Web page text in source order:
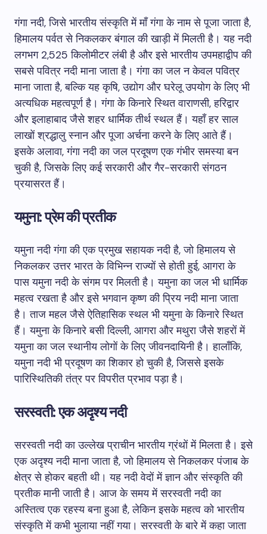
गंगा नदी, जिसे भारतीय संस्कृति में माँ गंगा के नाम से पूजा जाता है,
हिमालय पर्वत से निकलकर बंगाल की खाड़ी में मिलती है। यह नदी
लगभग 2,525 किलोमीटर लंबी है और इसे भारतीय उपमहाद्वीप की
सबसे पवित्र नदी माना जाता है। गंगा का जल न केवल पवित्र
माना जाता है, बल्कि यह कृषि, उद्योग और घरेलू उपयोग के लिए भी
अत्यधिक महत्वपूर्ण है। गंगा के किनारे स्थित वाराणसी, हरिद्वार
और इलाहाबाद जैसे शहर धार्मिक तीर्थ स्थल हैं। यहाँ हर साल
लाखों श्रद्धालु स्नान और पूजा अर्चना करने के लिए आते हैं।
इसके अलावा, गंगा नदी का जल प्रदूषण एक गंभीर समस्या बन
चुकी है, जिसके लिए कई सरकारी और गैर-सरकारी संगठन
प्रयासरत हैं।
यमुना: प्रेम की प्रतीक
यमुना नदी गंगा की एक प्रमुख सहायक नदी है, जो हिमालय से
निकलकर उत्तर भारत के विभिन्न राज्यों से होती हुई, आगरा के
पास यमुना नदी के संगम पर मिलती है। यमुना का जल भी धार्मिक
महत्व रखता है और इसे भगवान कृष्ण की प्रिय नदी माना जाता
है। ताज महल जैसे ऐतिहासिक स्थल भी यमुना के किनारे स्थित
हैं। यमुना के किनारे बसी दिल्ली, आगरा और मथुरा जैसे शहरों में
यमुना का जल स्थानीय लोगों के लिए जीवनदायिनी है। हालाँकि,
यमुना नदी भी प्रदूषण का शिकार हो चुकी है, जिससे इसके
पारिस्थितिकी तंत्र पर विपरीत प्रभाव पड़ा है।
सरस्वती: एक अदृश्य नदी
सरस्वती नदी का उल्लेख प्राचीन भारतीय ग्रंथों में मिलता है। इसे
एक अदृश्य नदी माना जाता है, जो हिमालय से निकलकर पंजाब के
क्षेत्र से होकर बहती थी। यह नदी वेदों में ज्ञान और संस्कृति की
प्रतीक मानी जाती है। आज के समय में सरस्वती नदी का
अस्तित्व एक रहस्य बना हुआ है, लेकिन इसके महत्व को भारतीय
संस्कृति में कभी भुलाया नहीं गया। सरस्वती के बारे में कहा जाता